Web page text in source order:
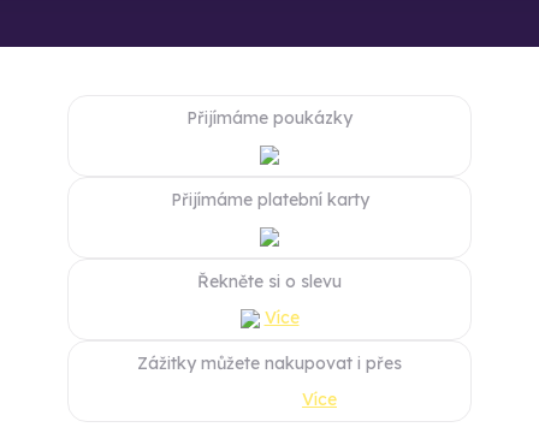
Přijímáme poukázky
Přijímáme platební karty
Řekněte si o slevu
Více
Zážitky můžete nakupovat i přes
Více